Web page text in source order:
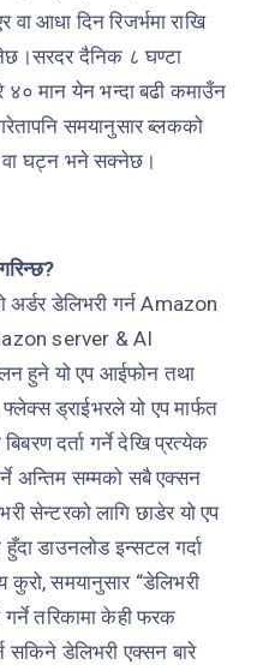
वा आधा दिन रिजर्भमा राखि
दैनिक ८ घण्टा
४० मान येन भन्दा बढी कमाउँन
समयानुसार ब्लकको
घट्न भने सक्नेछ।
डेलिभरी गर्न Amazon
server & AI
हुने यो एप आईफोन तथा
ड्राईभरले यो एप मार्फत
दर्ता गर्ने देखि प्रत्येक
अन्तिम सम्मको सबै एक्सन
सेन्टरको लागि छाडेर यो एप
डाउनलोड इन्सटल गर्दा
कुरो, समयानुसार “डेलिभरी
तरिकामा केही फरक
सकिने डेलिभरी एक्सन बारे